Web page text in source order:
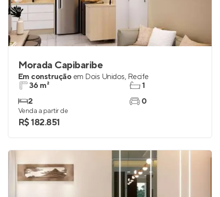
Morada Capibaribe
Em construção em Dois Unidos, Recife
36 m²
2
1
0
Venda a partir de
R$ 182.851